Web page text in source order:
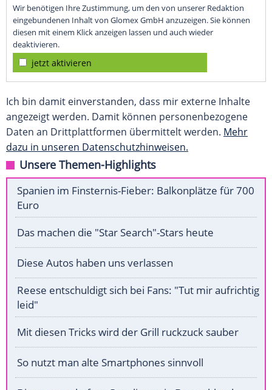
Wir benötigen Ihre Zustimmung, um den von unserer Redaktion
eingebundenen Inhalt von Glomex GmbH anzuzeigen. Sie können
diesen mit einem Klick anzeigen lassen und auch wieder
deaktivieren.
jetzt aktivieren
Ich bin damit einverstanden, dass mir externe Inhalte
angezeigt werden. Damit können personenbezogene
Daten an Drittplattformen übermittelt werden. Mehr
dazu in unseren Datenschutzhinweisen.
Unsere Themen-Highlights
Spanien im Finsternis-Fieber: Balkonplätze für 700
Euro
Das machen die "Star Search"-Stars heute
Diese Autos haben uns verlassen
Reese entschuldigt sich bei Fans: "Tut mir aufrichtig
leid"
Mit diesen Tricks wird der Grill ruckzuck sauber
So nutzt man alte Smartphones sinnvoll